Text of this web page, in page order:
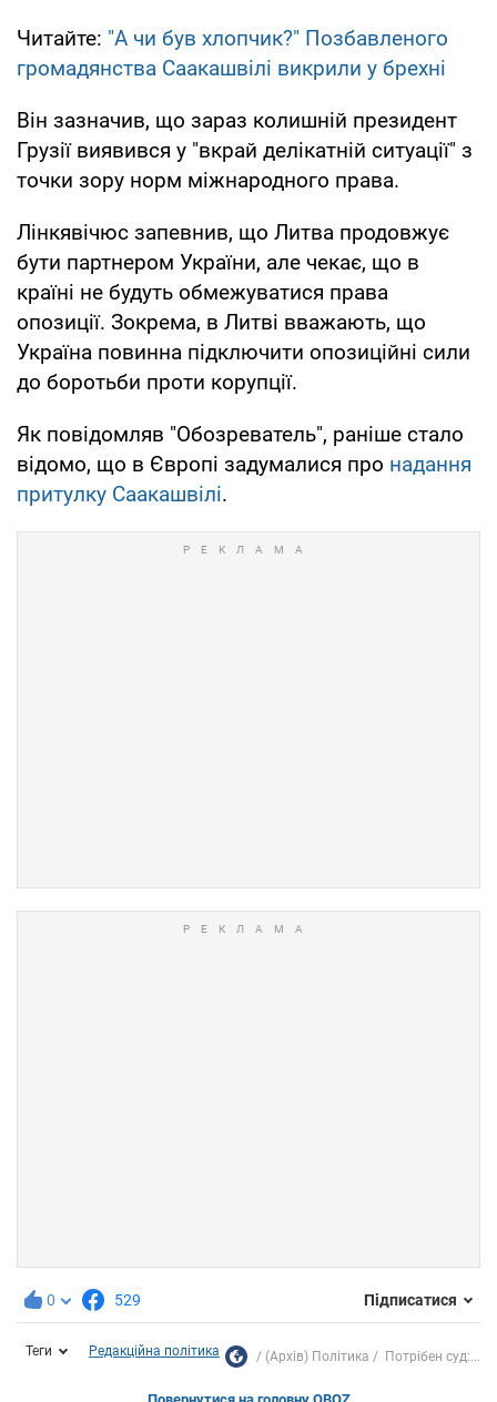
Читайте: "А чи був хлопчик?" Позбавленого
громадянства Саакашвілі викрили у брехні
Він зазначив, що зараз колишній президент
Грузії виявився у "вкрай делікатній ситуації" з
точки зору норм міжнародного права.
Лінкявічюс запевнив, що Литва продовжує
бути партнером України, але чекає, що в
країні не будуть обмежуватися права
опозиції. Зокрема, в Литві вважають, що
Україна повинна підключити опозиційні сили
до боротьби проти корупції.
Як повідомляв "Обозреватель", раніше стало
відомо, що в Європі задумалися про надання
притулку Саакашвілі.
0 529 Підписатися
Теги Редакційна політика (Архів) Політика Потрібен суд:...